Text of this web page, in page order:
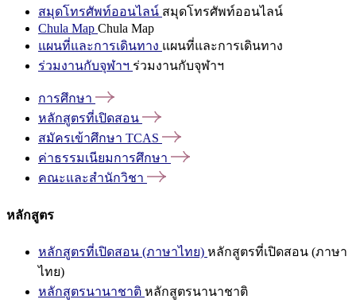
สมุดโทรศัพท์ออนไลน์ สมุดโทรศัพท์ออนไลน์
Chula Map Chula Map
แผนที่และการเดินทาง แผนที่และการเดินทาง
ร่วมงานกับจุฬาฯ ร่วมงานกับจุฬาฯ
การศึกษา
หลักสูตรที่เปิดสอน
สมัครเข้าศึกษา TCAS
ค่าธรรมเนียมการศึกษา
คณะและสำนักวิชา
หลักสูตร
หลักสูตรที่เปิดสอน (ภาษาไทย) หลักสูตรที่เปิดสอน (ภาษา
ไทย)
หลักสูตรนานาชาติ หลักสูตรนานาชาติ